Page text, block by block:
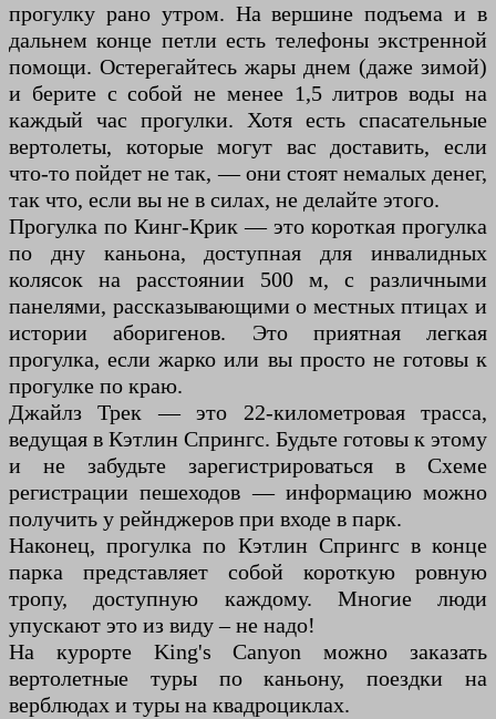
прогулку рано утром. На вершине подъема и в
дальнем конце петли есть телефоны экстренной
помощи. Остерегайтесь жары днем (даже зимой)
и берите с собой не менее 1,5 литров воды на
каждый час прогулки. Хотя есть спасательные
вертолеты, которые могут вас доставить, если
что-то пойдет не так, — они стоят немалых денег,
так что, если вы не в силах, не делайте этого.
Прогулка по Кинг-Крик — это короткая прогулка
по дну каньона, доступная для инвалидных
колясок на расстоянии 500 м, с различными
панелями, рассказывающими о местных птицах и
истории аборигенов. Это приятная легкая
прогулка, если жарко или вы просто не готовы к
прогулке по краю.
Джайлз Трек — это 22-километровая трасса,
ведущая в Кэтлин Спрингс. Будьте готовы к этому
и не забудьте зарегистрироваться в Схеме
регистрации пешеходов — информацию можно
получить у рейнджеров при входе в парк.
Наконец, прогулка по Кэтлин Спрингс в конце
парка представляет собой короткую ровную
тропу, доступную каждому. Многие люди
упускают это из виду – не надо!
На курорте King's Canyon можно заказать
вертолетные туры по каньону, поездки на
верблюдах и туры на квадроциклах.